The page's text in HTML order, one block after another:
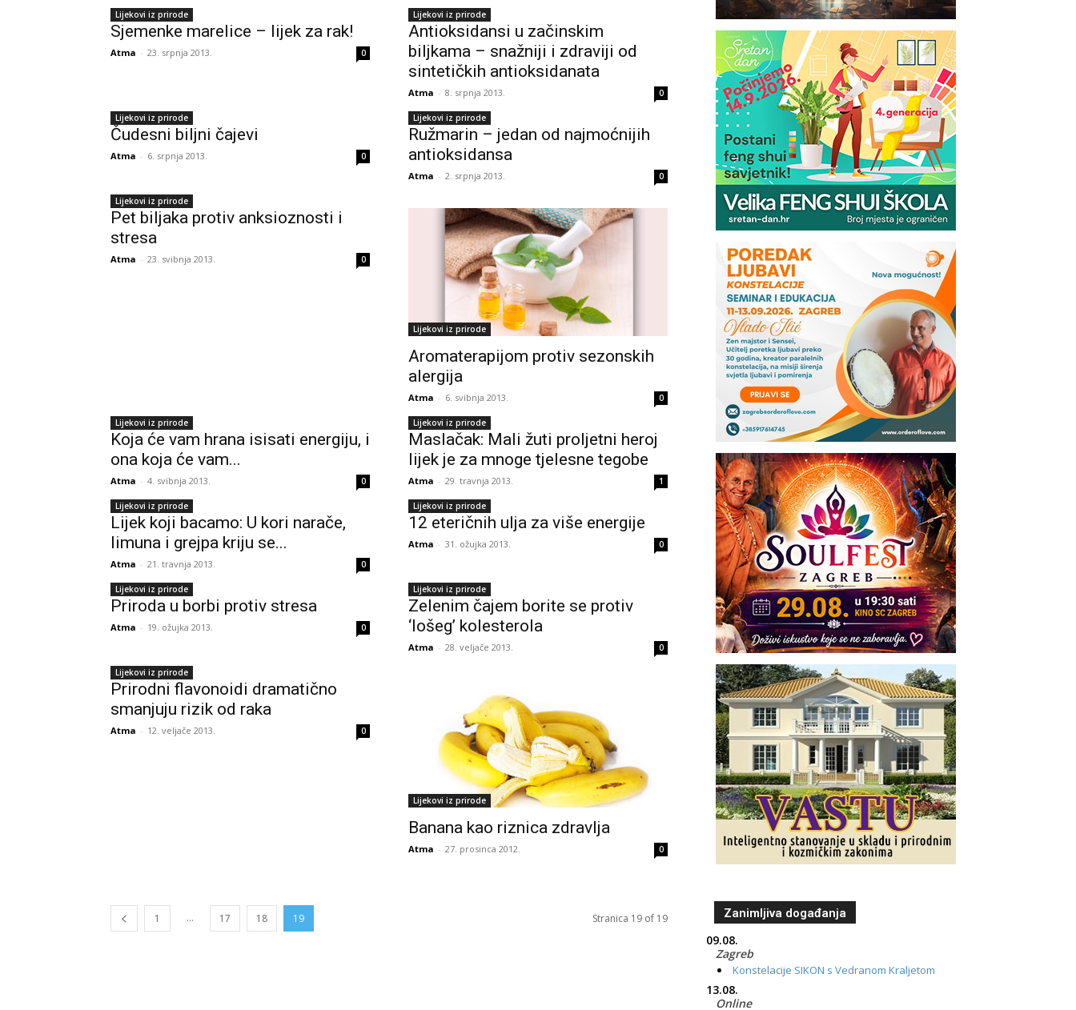
Lijekovi iz prirode
Sjemenke marelice – lijek za rak!
Atma - 23. srpnja 2013. 0
Lijekovi iz prirode
Antioksidansi u začinskim
biljkama – snažniji i zdraviji od
sintetičkih antioksidanata
Atma - 8. srpnja 2013. 0
Lijekovi iz prirode
Čudesni biljni čajevi
Atma - 6. srpnja 2013. 0
Lijekovi iz prirode
Ružmarin – jedan od najmoćnijih
antioksidansa
Atma - 2. srpnja 2013. 0
Lijekovi iz prirode
Pet biljaka protiv anksioznosti i
stresa
Atma - 23. svibnja 2013. 0
Lijekovi iz prirode
Aromaterapijom protiv sezonskih
alergija
Atma - 6. svibnja 2013. 0
Lijekovi iz prirode
Koja će vam hrana isisati energiju, i
ona koja će vam...
Atma - 4. svibnja 2013. 0
Lijekovi iz prirode
Maslačak: Mali žuti proljetni heroj
lijek je za mnoge tjelesne tegobe
Atma - 29. travnja 2013. 1
Lijekovi iz prirode
Lijek koji bacamo: U kori narače,
limuna i grejpa kriju se...
Atma - 21. travnja 2013. 0
Lijekovi iz prirode
12 eteričnih ulja za više energije
Atma - 31. ožujka 2013. 0
Lijekovi iz prirode
Priroda u borbi protiv stresa
Atma - 19. ožujka 2013. 0
Lijekovi iz prirode
Zelenim čajem borite se protiv
‘lošeg’ kolesterola
Atma - 28. veljače 2013. 0
Lijekovi iz prirode
Prirodni flavonoidi dramatično
smanjuju rizik od raka
Atma - 12. veljače 2013. 0
Lijekovi iz prirode
Banana kao riznica zdravlja
Atma - 27. prosinca 2012. 0
1 ... 17 18 19 Stranica 19 of 19 Zanimljiva događanja
09.08.
Zagreb
Konstelacije SIKON s Vedranom Kraljetom
13.08.
Online